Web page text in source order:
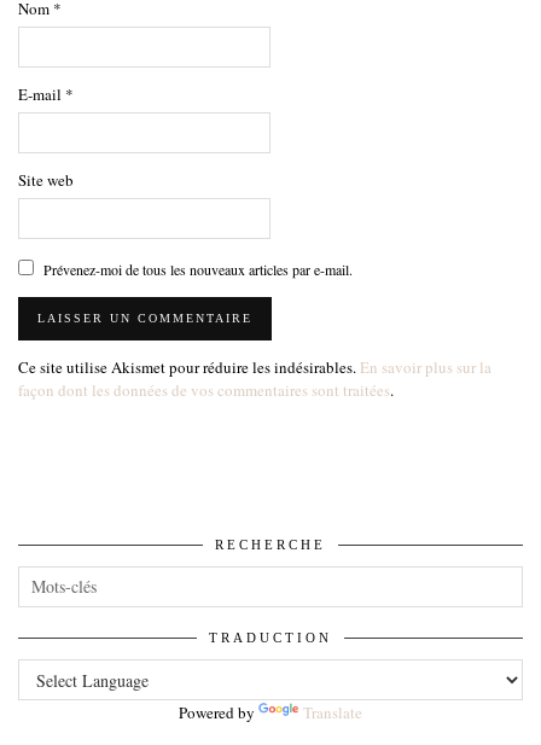
Nom *
E-mail *
Site web
Prévenez-moi de tous les nouveaux articles par e-mail.
Ce site utilise Akismet pour réduire les indésirables. En savoir plus sur la
façon dont les données de vos commentaires sont traitées.
RECHERCHE
TRADUCTION
Powered by Translate